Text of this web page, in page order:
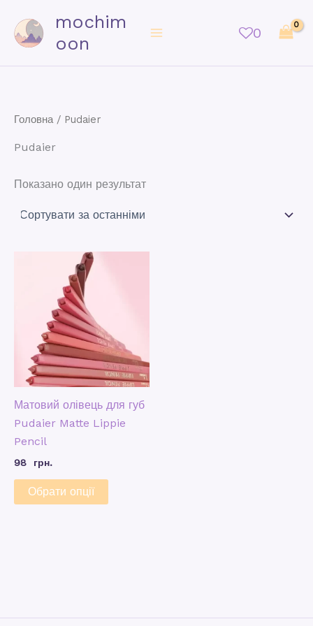
0
mochim
oon
Головна/ Pudaier
Pudaier
Показано один результат
Матовий олівець для губ
Pudaier Matte Lippie
Pencil
98 грн.
Обрати опції